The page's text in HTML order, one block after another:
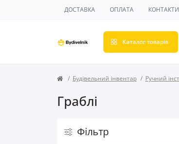
ДОСТАВКА ОПЛАТА КОНТАКТИ
Каталог товарів
Будівельний інвентар Ручний
Граблі
Фільтр